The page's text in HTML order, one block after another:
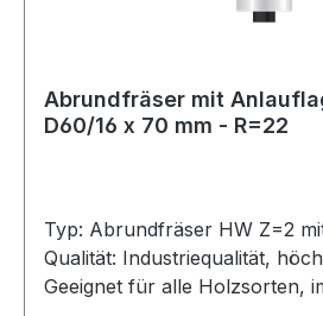
Abrundfräser mit
D60/16 x 70 mm - R=22
Typ: Abrundfräser HW Z=2
Qualität: Industriequalität,
Geeignet für alle Holzsorten,